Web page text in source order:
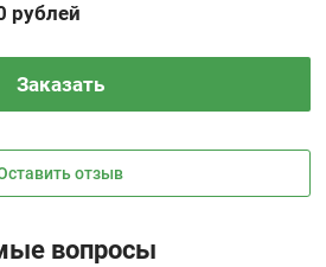
рублей
Заказать
отзыв
вопросы